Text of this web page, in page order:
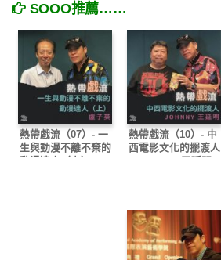
SOOO推薦……
熱帶戲流（07）- 一
生與動漫不離不棄的
動漫達人（上） —
熱帶戲流（10）- 中
西電影文化的擺渡人
— Johnny 王延明